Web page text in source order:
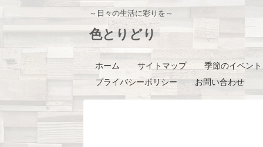
～日々の生活に彩りを～
色とりどり
ホーム サイトマップ
季節のイベント
プライバシーポリシー
お問い合わせ